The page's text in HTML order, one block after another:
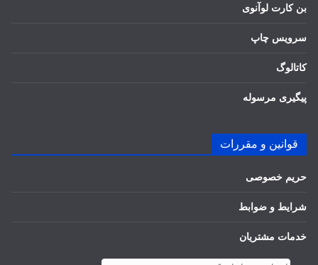
بن کارت لوآنوی
سرویس چاپ
کاتالوگ
پیگیری مرسوله
قوانین و مقررات
حریم خصوصی
شرایط و ضوابط
خدمات مشتریان